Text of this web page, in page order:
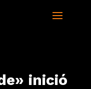
inició